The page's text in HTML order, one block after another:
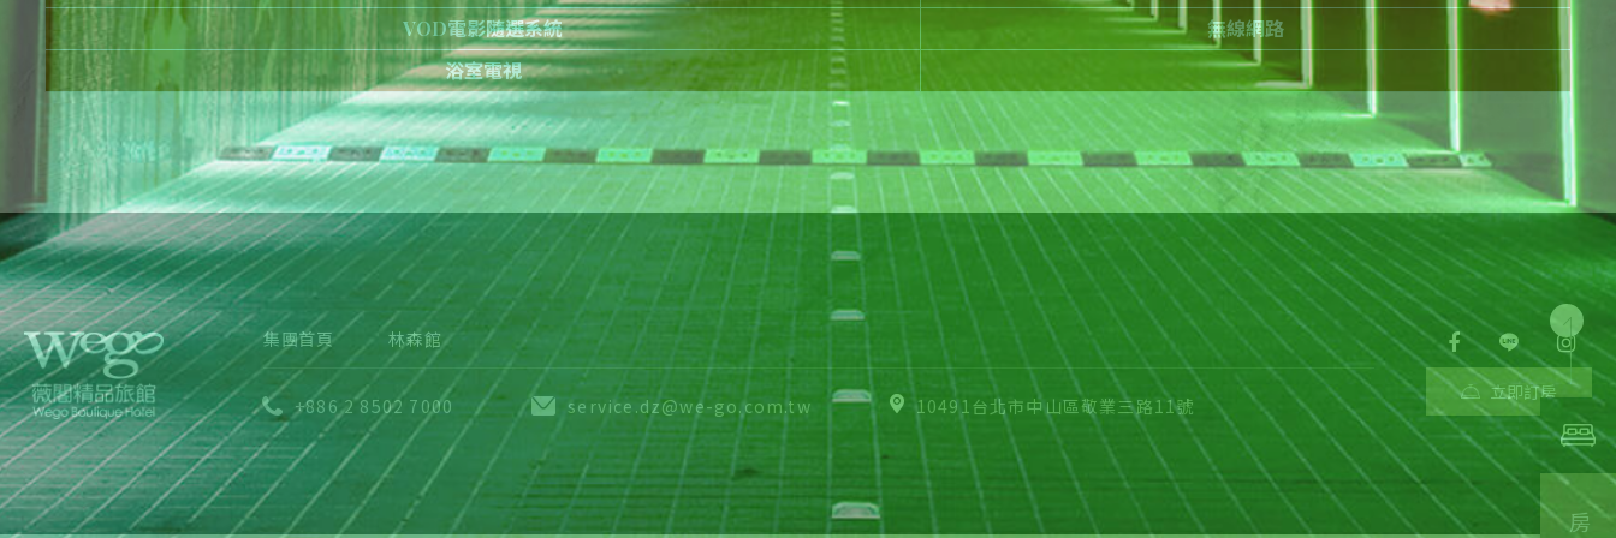
VOD電影隨選系統
無線網路
浴室電視
集團首頁 林森館
+886 2 8502 7000 service.dz@we-go.com.tw 10491台北市中山區敬業三路11號
立即訂房